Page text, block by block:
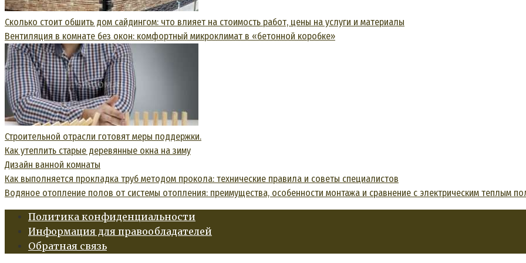
Сколько стоит обшить дом сайдингом: что влияет на стоимость работ, цены на услуги и материалы
Вентиляция в комнате без окон: комфортный микроклимат в «бетонной коробке»
Строительной отрасли готовят меры поддержки.
Как утеплить старые деревянные окна на зиму
Дизайн ванной комнаты
Как выполняется прокладка труб методом прокола: технические правила и советы специалистов
Водяное отопление полов от системы отопления: преимущества, особенности монтажа и сравнение с электрическим теплым
Политика конфиденциальности
Информация для правообладателей
Обратная связь